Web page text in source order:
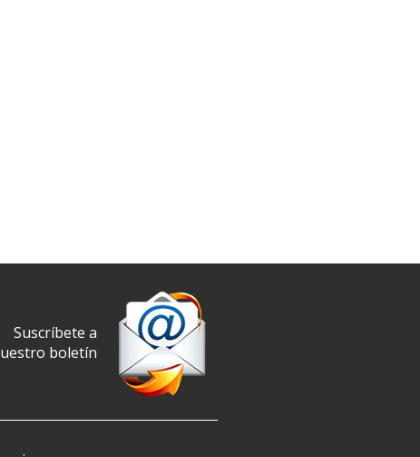
Suscríbete a
boletín